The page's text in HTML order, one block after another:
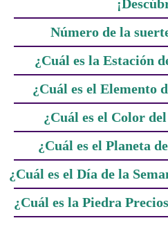
Número de la
¿Cuál es la Estación
¿Cuál es el Elemento
¿Cuál es el Color
¿Cuál es el Planeta
¿Cuál es el Día de la
¿Cuál es la Piedra